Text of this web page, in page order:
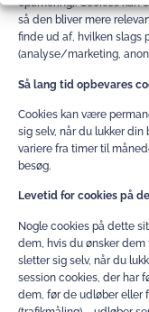
optimering). Cookies kan
så den bliver mere
finde ud af, hvilken slags
(analyse/marketing,
Så lang tid opbevares
Cookies kan være
sig selv, når du lukker
variere fra timer til
besøg.
Levetid for cookies på
Nogle cookies på dette
dem, hvis du ønsker
sletter sig selv, når du
session cookies, der har
dem, før de udløber eller